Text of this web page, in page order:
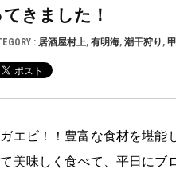
きました！
: 居酒屋村上, 有明海, 潮干狩り ,
エビ！！豊富な食材を堪能
美味しく食べて、平日にブ